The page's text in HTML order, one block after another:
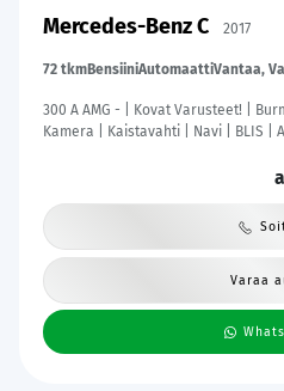
Mercedes-Benz C 2017
72 tkmBensiiniAutomaattiVantaa,
300 A AMG - | Kovat Varusteet! |
Kamera | Kaistavahti | Navi | BLIS |
Varaa